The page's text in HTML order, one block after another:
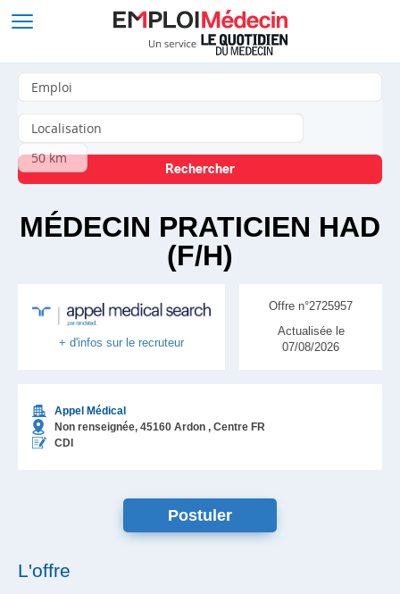
MÉDECIN PRATICIEN HAD
(F/H)
+ d'infos sur le recruteur
Appel Médical
Non renseignée, 45160 Ardon , Centre FR
CDI
Offre n°2725957
Actualisée le
07/08/2026
L'offre